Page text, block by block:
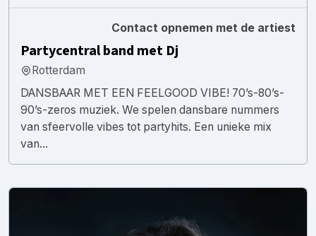
Contact opnemen met de artiest
Partycentral band met Dj
Rotterdam
DANSBAAR MET EEN FEELGOOD VIBE! 70’s-80’s-
90’s-zeros muziek. We spelen dansbare nummers
van sfeervolle vibes tot partyhits. Een unieke mix
van...